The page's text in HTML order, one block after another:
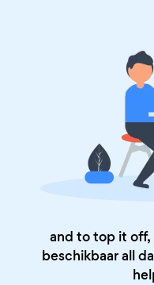
and to top it
beschikbaar all